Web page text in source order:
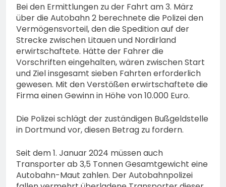
Bei den Ermittlungen zu der Fahrt am 3. März
über die Autobahn 2 berechnete die Polizei den
Vermögensvorteil, den die Spedition auf der
Strecke zwischen Litauen und Nordirland
erwirtschaftete. Hätte der Fahrer die
Vorschriften eingehalten, wären zwischen Start
und Ziel insgesamt sieben Fahrten erforderlich
gewesen. Mit den Verstößen erwirtschaftete die
Firma einen Gewinn in Höhe von 10.000 Euro.
Die Polizei schlägt der zuständigen Bußgeldstelle
in Dortmund vor, diesen Betrag zu fordern.
Seit dem 1. Januar 2024 müssen auch
Transporter ab 3,5 Tonnen Gesamtgewicht eine
Autobahn-Maut zahlen. Der Autobahnpolizei